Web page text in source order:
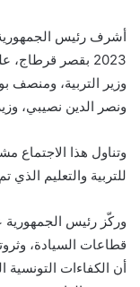
2023 بقصر
وزير التربية، ومنصف
ونصر الدين نصيبي،
وتناول هذا
للتربية والتعليم الذي تم
وركّز رئيس الجمهورية
قطاعات السيادة،
أن الكفاءات